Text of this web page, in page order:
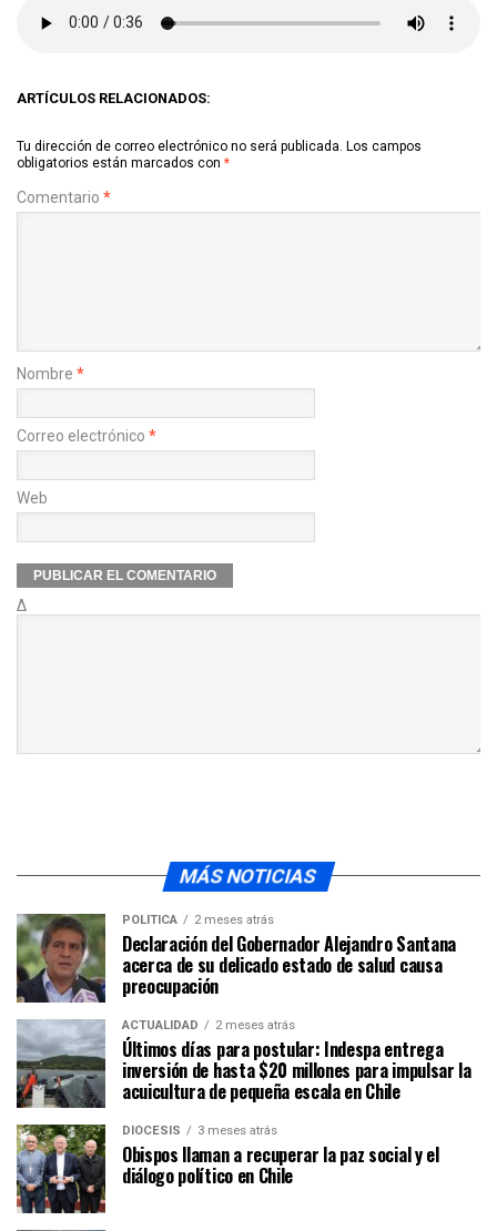
ARTÍCULOS RELACIONADOS:
Tu dirección de correo electrónico no será publicada. Los campos
obligatorios están marcados con *
Comentario *
Nombre *
Correo electrónico *
Web
Δ
MÁS NOTICIAS
POLÍTICA 2 meses atrás
Declaración del Gobernador Alejandro Santana
acerca de su delicado estado de salud causa
preocupación
ACTUALIDAD 2 meses atrás
Últimos días para postular: Indespa entrega
inversión de hasta $20 millones para impulsar la
acuicultura de pequeña escala en Chile
DIÓCESIS 3 meses atrás
Obispos llaman a recuperar la paz social y el
diálogo político en Chile